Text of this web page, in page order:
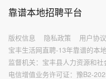
靠谱本地招聘平台
版权信息 隐私政策 用户协议
宝丰生活网直聘-13年靠谱的本
监督机关：宝丰县人力资源和社
电信增值业务许可证：豫B2-